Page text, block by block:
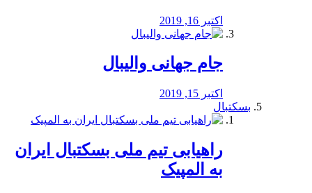
اکتبر 16, 2019
جام جهانی والیبال
اکتبر 15, 2019
بسکتبال
راهیابی تیم ملی بسکتبال ایران
به المپیک